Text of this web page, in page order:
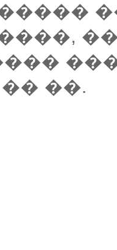
��.